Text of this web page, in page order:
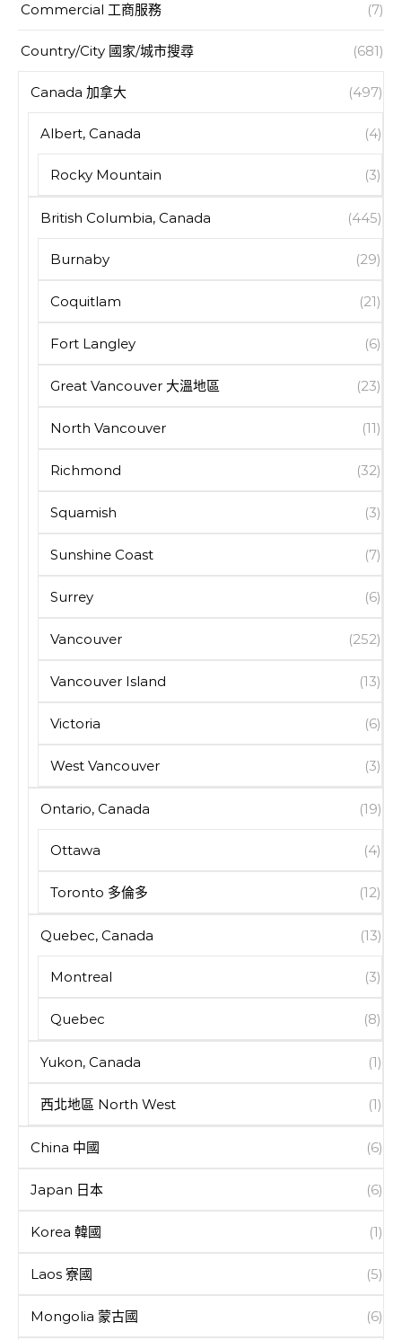
Commercial 工商服務 (7)
Country/City 國家/城市搜尋 (681)
Canada 加拿大 (497)
Albert, Canada (4)
Rocky Mountain (3)
British Columbia, Canada (445)
Burnaby (29)
Coquitlam (21)
Fort Langley (6)
Great Vancouver 大溫地區 (23)
North Vancouver (11)
Richmond (32)
Squamish (3)
Sunshine Coast (7)
Surrey (6)
Vancouver (252)
Vancouver Island (13)
Victoria (6)
West Vancouver (3)
Ontario, Canada (19)
Ottawa (4)
Toronto 多倫多 (12)
Quebec, Canada (13)
Montreal (3)
Quebec (8)
Yukon, Canada (1)
西北地區 North West (1)
China 中國 (6)
Japan 日本 (6)
Korea 韓國 (1)
Laos 寮國 (5)
Mongolia 蒙古國 (6)